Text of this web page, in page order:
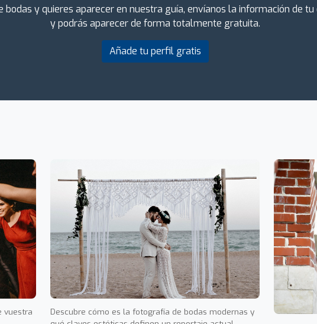
y quieres aparecer en nuestra guía, envíanos la información de
y podrás aparecer de forma totalmente gratuita.
Añade tu perfil gratis
vuestra
Descubre cómo es la fotografía de bodas modernas y